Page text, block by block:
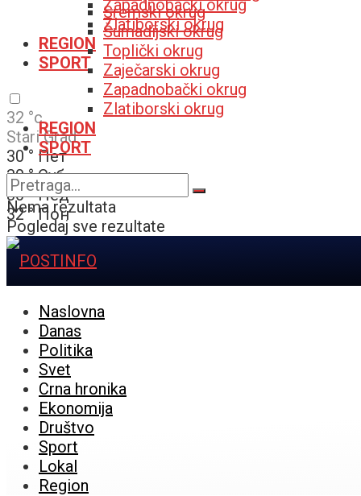
Zapadnobački okrug
Zlatiborski okrug
REGION
SPORT
32 °c
Stari Grad
30 ° Пет
30 ° Суб
30 ° Нед
32 ° Пон
Sremski okrug
Šumadijski okrug
Toplički okrug
Zaječarski okrug
Zapadnobački okrug
Zlatiborski okrug
REGION
SPORT
Nema rezultata
Pogledaj sve rezultate
Naslovna
Danas
Politika
Svet
Crna hronika
Ekonomija
Društvo
Sport
Lokal
Region